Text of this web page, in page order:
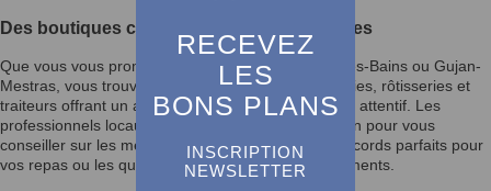
RECEVEZ
LES
BONS PLANS
INSCRIPTION
NEWSLETTER
Des boutiques chaleureuses et accueillantes
Que vous vous promeniez à Arcachon, Andernos-les-Bains ou Gujan-
Mestras, vous trouverez des boucheries, charcuteries, rôtisseries et
traiteurs offrant un accueil chaleureux et un service attentif. Les
professionnels locaux se tiennent à votre disposition pour vous
conseiller sur les meilleurs choix de viandes, les accords parfaits pour
vos repas ou les quantités idéales pour vos événements.